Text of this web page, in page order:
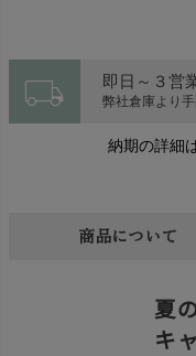
local_shipping 即日～３営
弊社倉庫より手
納期の詳細
商品について
夏
キ